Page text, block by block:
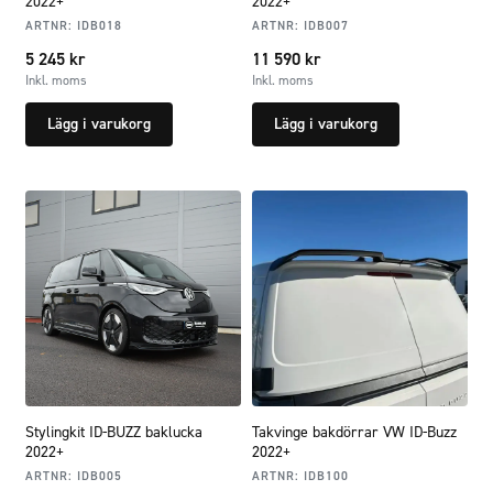
ARTNR: IDB018
5 245 kr
Inkl. moms
Lägg i varukorg
ARTNR: IDB007
11 590 kr
Inkl. moms
Lägg i varukorg
Stylingkit ID-BUZZ baklucka
2022+
ARTNR: IDB005
Takvinge bakdörrar VW ID-Buzz
2022+
ARTNR: IDB100